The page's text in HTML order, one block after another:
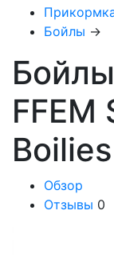
Бойлы →
FFEM
Boilies
Обзор
Отзывы 0